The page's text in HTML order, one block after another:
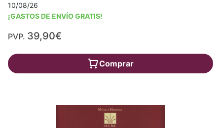
10/08/26
¡GASTOS DE ENVÍO GRATIS!
PVP. 39,90€
Comprar